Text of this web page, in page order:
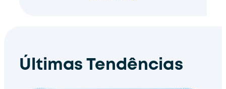
Últimas Tendências